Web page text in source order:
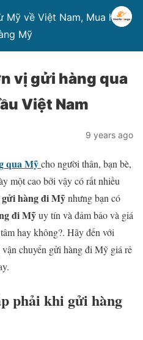
Mỹ về Việt Nam, Mua hàng
Mỹ
vị gửi hàng qua
Việt Nam
9 years ago
qua Mỹcho người thân, bạn bè,
một cao bởi vậy có rất nhiều
gửi hàng đi Mỹnhưng bạn có
đi Mỹuy tín và đảm bảo và giá
hay không?. Hãy đến với
chuyển gửi hàng đi Mỹ giá rẻ
phải khi gửi hàng